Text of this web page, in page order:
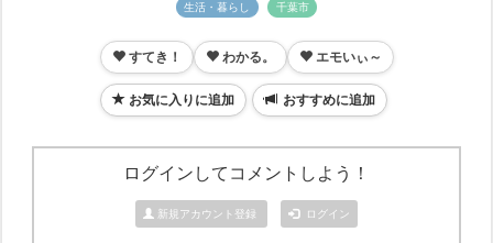
生活・暮らし 千葉市
すてき！ わかる。 エモいぃ～
お気に入りに追加 おすすめに追加
ログインしてコメントしよう！
新規アカウント登録 ログイン